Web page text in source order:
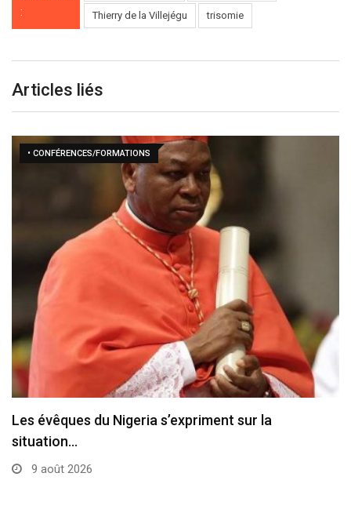
:
Thierry de la Villejégu trisomie
Articles liés
• CONFÉRENCES/FORMATIONS
L’État de la Cité du Vatican a été…
8 août 2026